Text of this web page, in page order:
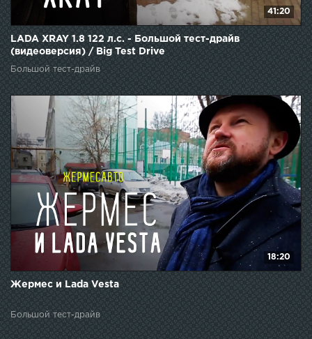
41:20
LADA XRAY 1.8 122 л.с. - Большой тест-драйв
(видеоверсия) / Big Test Drive
Большой тест-драйв
18:20
Жермес и Lada Vesta
Большой тест-драйв